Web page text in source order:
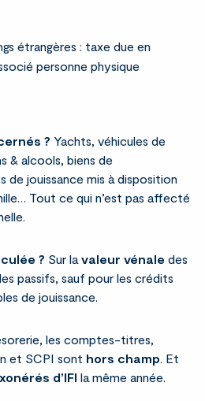
étrangères : taxe due en
personne physique
? Yachts, véhicules de
& alcools, biens de
de jouissance mis à disposition
Tout ce qui n’est pas affecté
? Sur lavaleur vénale des
passifs, sauf pour les crédits
de jouissance.
les comptes-titres,
et SCPI sont hors champ. Et
d’IFI la même année.